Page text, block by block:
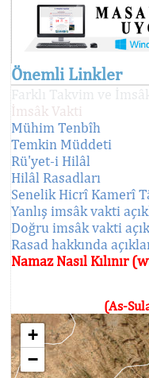
Önemli Linkler
Farklı Takvim ve
İmsâk Vakti
Mühim Tenbîh
Temkin Müddeti
Rü'yet-i Hilâl
Hilâl Rasadları
Senelik Hicrî Kamerî
Yanlış imsâk vakti
Doğru imsâk vakti
Rasad hakkında
Namaz Nasıl Kılınır
(As-
+
−